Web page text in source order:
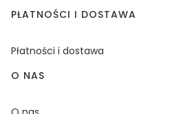
PŁATNOŚCI I DOSTAWA
Płatności i dostawa
O NAS